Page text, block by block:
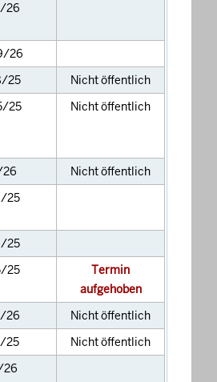
26
26
25
Nicht öffentlich
25 Nicht öffentlich
26
Nicht öffentlich
25
25
25
Termin
aufgehoben
26
Nicht öffentlich
25
Nicht öffentlich
26